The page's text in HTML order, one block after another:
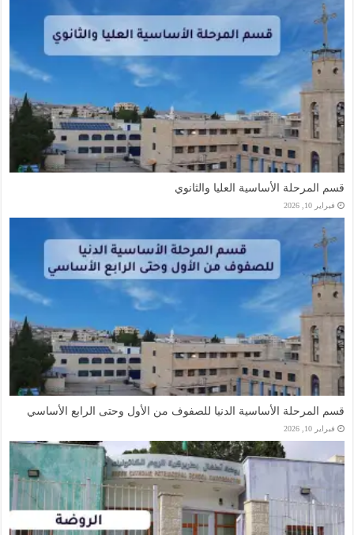
قسم المرحلة الأساسية العليا والثانوي
فبراير 10, 2026
قسم المرحلة الأساسية الدنيا للصفوف من الأول وحتى الرابع الأساسي
فبراير 10, 2026